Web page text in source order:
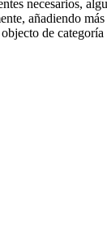
necesarios,
añadiendo
de categoría